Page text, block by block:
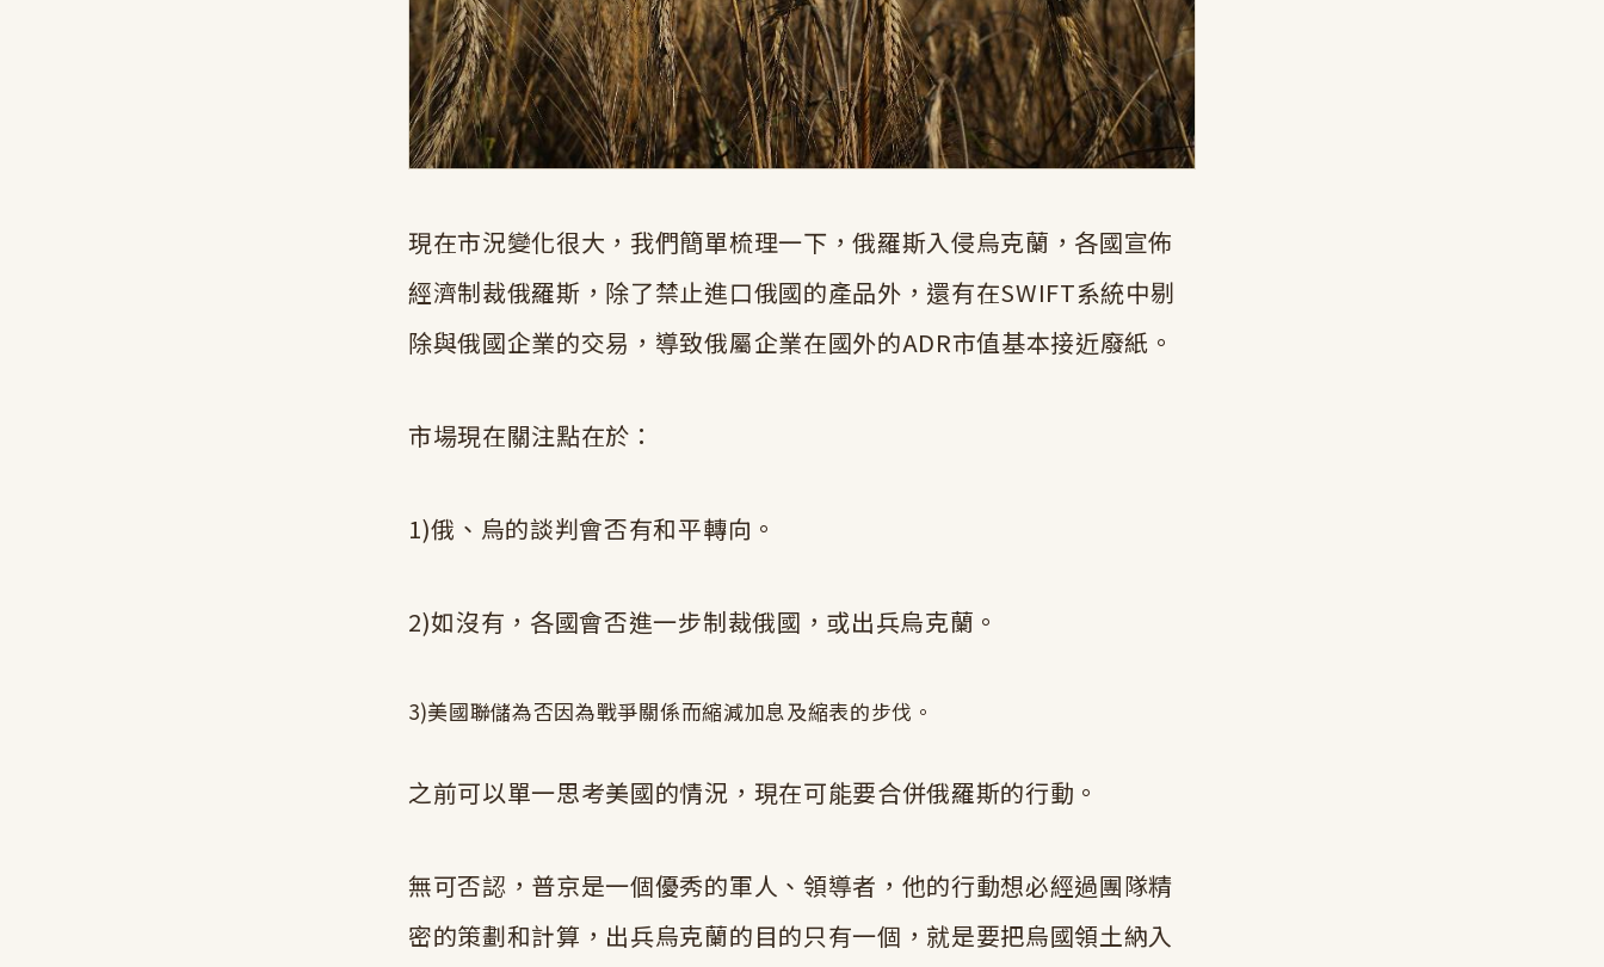
現在市況變化很大，我們簡單梳理一下，俄羅斯入侵烏克蘭，各國宣佈
經濟制裁俄羅斯，除了禁止進口俄國的產品外，還有在SWIFT系統中剔
除與俄國企業的交易，導致俄屬企業在國外的ADR市值基本接近廢紙。
市場現在關注點在於：
1)俄、烏的談判會否有和平轉向。
2)如沒有，各國會否進一步制裁俄國，或出兵烏克蘭。
3)美國聯儲為否因為戰爭關係而縮減加息及縮表的步伐。
之前可以單一思考美國的情況，現在可能要合併俄羅斯的行動。
無可否認，普京是一個優秀的軍人、領導者，他的行動想必經過團隊精
密的策劃和計算，出兵烏克蘭的目的只有一個，就是要把烏國領土納入